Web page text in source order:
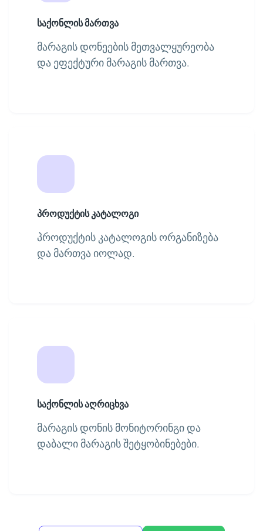
საქონლის მართვა
მარაგის დონეების მეთვალყურეობა
და ეფექტური მარაგის მართვა.
პროდუქტის კატალოგი
პროდუქტის კატალოგის ორგანიზება
და მართვა იოლად.
საქონლის აღრიცხვა
მარაგის დონის მონიტორინგი და
დაბალი მარაგის შეტყობინებები.